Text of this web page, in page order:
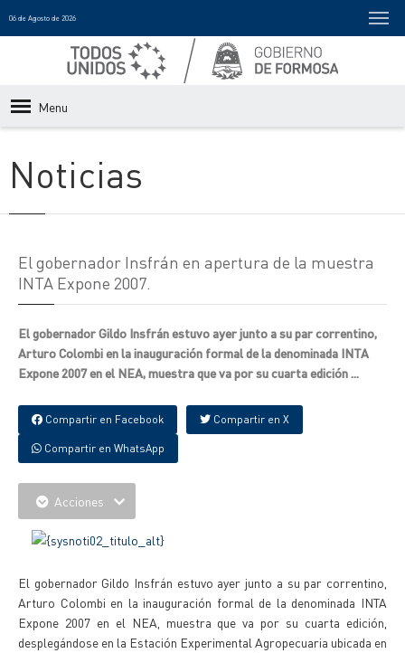
06 de Agosto de 2026
Menu
Noticias
El gobernador Insfrán en apertura de la muestra
INTA Expone 2007.
El gobernador Gildo Insfrán estuvo ayer junto a su par correntino,
Arturo Colombi en la inauguración formal de la denominada INTA
Expone 2007 en el NEA, muestra que va por su cuarta edición ...
Compartir en Facebook Compartir en X
Compartir en WhatsApp
Acciones
El gobernador Gildo Insfrán estuvo ayer junto a su par correntino,
Arturo Colombi en la inauguración formal de la denominada INTA
Expone 2007 en el NEA, muestra que va por su cuarta edición,
desplegándose en la Estación Experimental Agropecuaria ubicada en